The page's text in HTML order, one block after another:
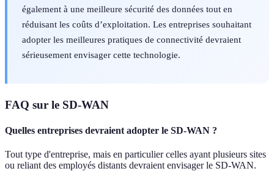
également à une meilleure sécurité des données tout en
réduisant les coûts d’exploitation. Les entreprises souhaitant
adopter les meilleures pratiques de connectivité devraient
sérieusement envisager cette technologie.
FAQ sur le SD-WAN
Quelles entreprises devraient adopter le SD-WAN ?
Tout type d'entreprise, mais en particulier celles ayant plusieurs sites
ou reliant des employés distants devraient envisager le SD-WAN.